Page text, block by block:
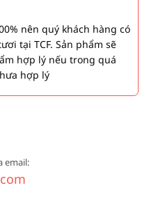
nên quý khách hàng có
tại TCF. Sản phẩm sẽ
hợp lý nếu trong quá
hợp lý
email: